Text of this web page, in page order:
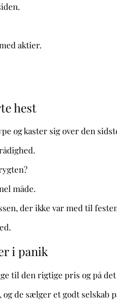
aktier.
hest
og kaster sig over den
måde.
der ikke var med til
i panik
til den rigtige pris og på
de sælger et godt selskab